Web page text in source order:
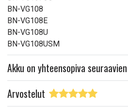
BN-VG108
BN-VG108E
BN-VG108U
BN-VG108USM
Akku on yhteensopiva
Arvostelut